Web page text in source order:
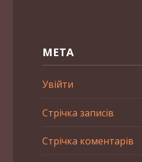
МЕТА
Увійти
Стрічка записів
Стрічка коментарів